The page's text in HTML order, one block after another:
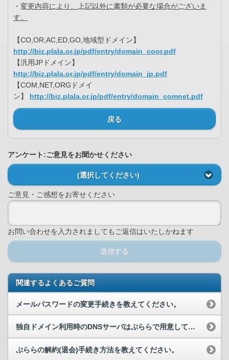
・ 変更内容により、上記以外に書類が必要な場合がございま
す。
【CO,OR,AC,ED,GO,地域型ドメイン】
http://biz.plala.or.jp/pdf/entry/domain_coor.pdf
【汎用JPドメイン】
http://biz.plala.or.jp/pdf/entry/domain_jp.pdf
【COM,NET,ORGドメイ
ン】 http://biz.plala.or.jp/pdf/entry/domain_comnet.pdf
戻る
アンケート:ご意見をお聞かせください
(選択してください)
ご意見・ご感想をお寄せください
お問い合わせを入力されましてもご返信はいたしかねます
送信する
関連するよくあるご質問
メールパスワードの変更手続きを教えてください。
独自ドメイン利用時のDNSサーバはぷららで用意してもらえますか。
ぷららの解約(退会)手続き方法を教えてください。